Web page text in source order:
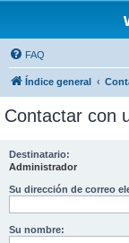
FAQ
Índice general
Contactar con
Destinatario:
Administrador
Su dirección de correo
Su nombre: